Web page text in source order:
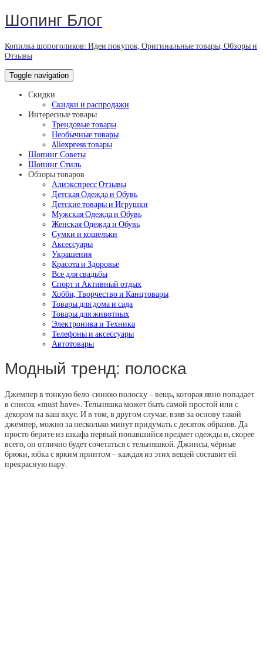
Шопинг Блог
Копилка шопоголиков: Идеи покупок, Оригинальные товары, Обзоры и
Отзывы
Toggle navigation
Скидки
Скидки и распродажи
Интересные товары
Трендовые товары
Необычные товары
Aliexpress товары
Шопинг Советы
Шопинг Стиль
Обзоры товаров
Алиэкспресс Отзывы
Детская Одежда и Обувь
Детские товары и Игрушки
Мужская Одежда и Обувь
Женская Одежда и Обувь
Сумки и кошельки
Аксессуары
Украшения
Красота и Здоровье
Все для свадьбы
Спорт и Активный отдых
Хобби, Творчество и Канцтовары
Товары для дома и сада
Товары для животных
Электроника и Техника
Телефоны и аксессуары
Автотовары
Модный тренд: полоска
Джемпер в тонкую бело-синюю полоску – вещь, которая явно попадает
в список «must have». Тельняшка может быть самой простой или с
декором на ваш вкус. И в том, в другом случае, взяв за основу такой
джемпер, можно за несколько минут придумать с десяток образов. Да
просто берите из шкафа первый попавшийся предмет одежды и, скорее
всего, он отлично будет сочетаться с тельняшкой. Джинсы, чёрные
брюки, юбка с ярким принтом – каждая из этих вещей составит ей
прекрасную пару.